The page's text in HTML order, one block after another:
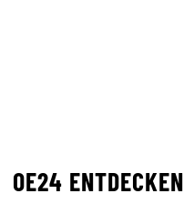
OE24 ENTDECKEN